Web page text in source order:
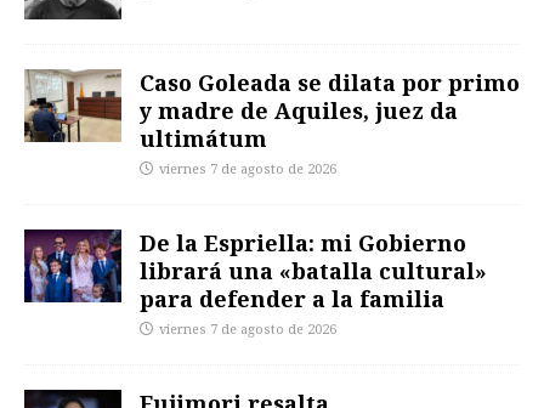
Caso Goleada se dilata por primo
y madre de Aquiles, juez da
ultimátum
viernes 7 de agosto de 2026
De la Espriella: mi Gobierno
librará una «batalla cultural»
para defender a la familia
viernes 7 de agosto de 2026